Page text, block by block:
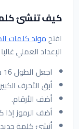
كيف تنشئ
افتحمولد كلمات
الإعداد العملي
اجعل الطول 16 حرفا أو أكثر.
أبق الأحرف
أضف الأرقام.
أضف الرموز إذا
أنشئ كلمة